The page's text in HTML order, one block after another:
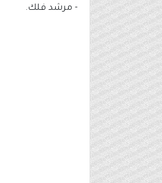
- مرشد فلك.